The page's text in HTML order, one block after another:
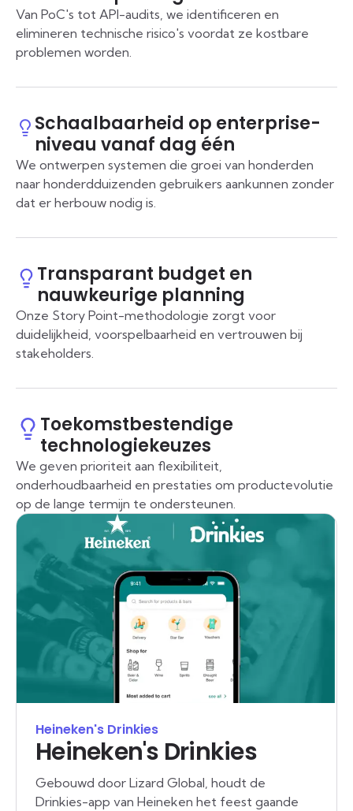
Van PoC's tot API-audits, we identificeren en
elimineren technische risico's voordat ze kostbare
problemen worden.
Schaalbaarheid op enterprise-
niveau vanaf dag één
We ontwerpen systemen die groei van honderden
naar honderdduizenden gebruikers aankunnen zonder
dat er herbouw nodig is.
Transparant budget en
nauwkeurige planning
Onze Story Point-methodologie zorgt voor
duidelijkheid, voorspelbaarheid en vertrouwen bij
stakeholders.
Toekomstbestendige
technologiekeuzes
We geven prioriteit aan flexibiliteit,
onderhoudbaarheid en prestaties om productevolutie
op de lange termijn te ondersteunen.
Heineken's Drinkies
Heineken's Drinkies
Gebouwd door Lizard Global, houdt de
Drinkies-app van Heineken het feest gaande